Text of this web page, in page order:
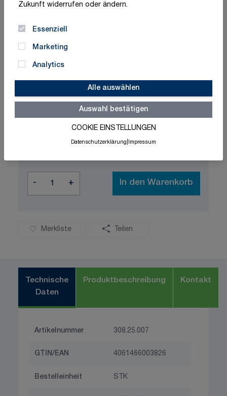
Zukunft widerrufen oder ändern.
Essenziell
Marketing
Analytics
Alle auswählen
Auswahl bestätigen
COOKIE EINSTELLUNGEN
Datenschutzerklärung Impressum
ISO-zertifizierte Qualität
0,59 €
- + In den Warenkorb
Merkliste Teilen
Technische
Daten
Produktbeschreibung Kontakt
Artikelnummer 308.25.007
GTIN/EAN 4061466003826
Bestelleinheit STK